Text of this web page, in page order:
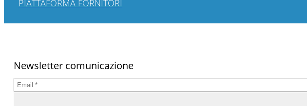
PIATTAFORMA FORNITORI
Newsletter comunicazione